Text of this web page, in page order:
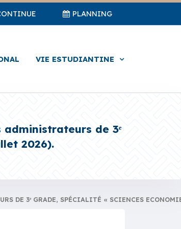
PLANNING
VIE ESTUDIANTINE
de 3ᵉ
2026).
DE 3ᵉ GRADE, SPÉCIALITÉ « SCIENCES